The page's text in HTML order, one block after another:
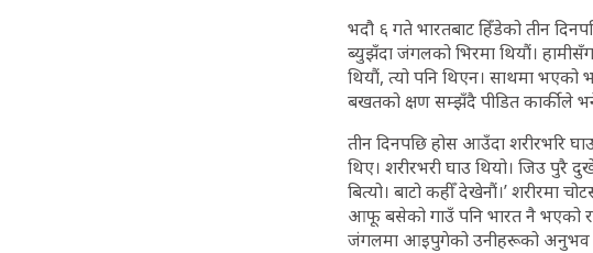
भदौ ६ गते भारतबाट हिँडेको तीन
ब्युझँदा जंगलको भिरमा थियौं।
थियौं, त्यो पनि थिएन। साथमा
बखतको क्षण सम्झँदै पीडित कार्कीले
तीन दिनपछि होस आउँदा शरीरभरि
थिए। शरीरभरी घाउ थियो। जिउ पुरै
बित्यो। बाटो कहीँ देखेनौं।’ शरीरमा
आफू बसेको गाउँ पनि भारत नै भएको र
जंगलमा आइपुगेको उनीहरूको अनुभव